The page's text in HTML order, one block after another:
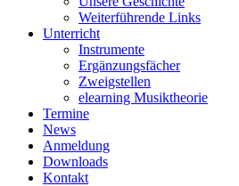
Weiterführende Links
Unterricht
Instrumente
Ergänzungsfächer
Zweigstellen
elearning Musiktheorie
Termine
News
Anmeldung
Downloads
Kontakt